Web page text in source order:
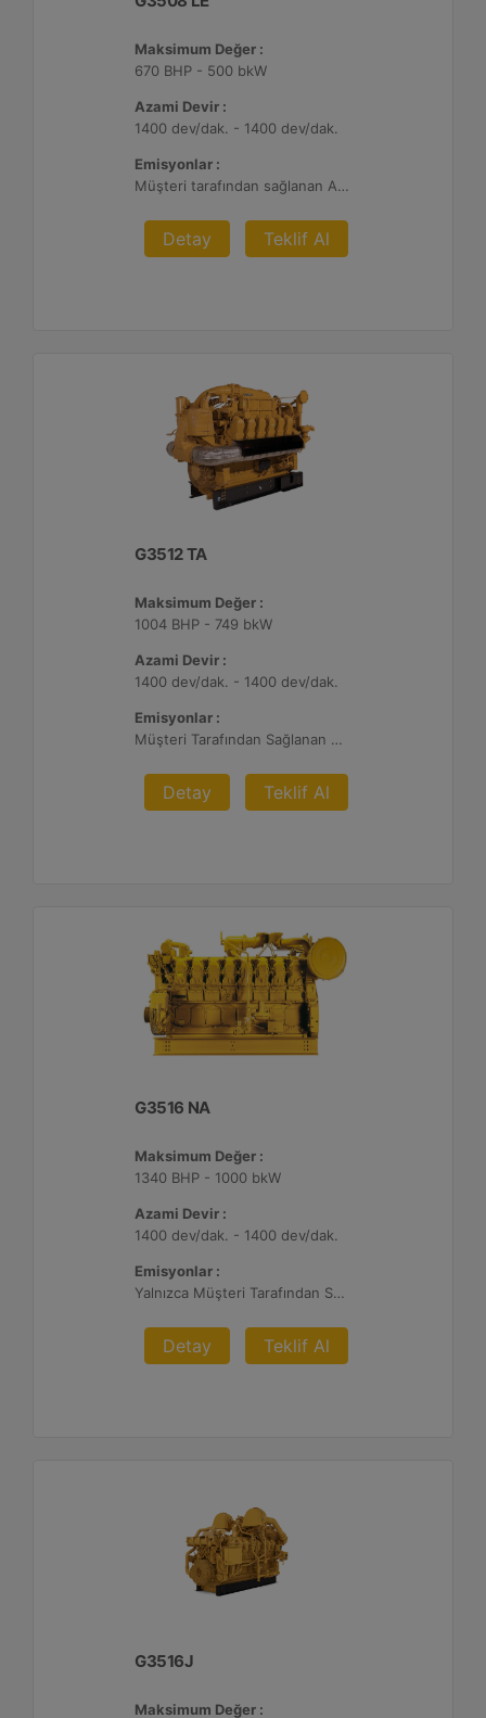
Maksimum Değer :
670 BHP - 500 bkW
Azami Devir :
1400 dev/dak. - 1400 dev/dak.
Emisyonlar :
Müşteri tarafından sağlanan Atık Arıtma ile 2 g/bhp-sa. NOx
Detay Teklif Al
G3512 TA
Maksimum Değer :
1004 BHP - 749 bkW
Azami Devir :
1400 dev/dak. - 1400 dev/dak.
Emisyonlar :
Müşteri Tarafından Sağlanan Atık Arıtma ile NSPS Saha Uyumluluğuna Sahiptir, 0,5 g/bhp-sa. NOx
Detay Teklif Al
G3516 NA
Maksimum Değer :
1340 BHP - 1000 bkW
Azami Devir :
1400 dev/dak. - 1400 dev/dak.
Emisyonlar :
Yalnızca Müşteri Tarafından Sağlanan Atık Arıtma ile İhracat, %0,5 O2 Ayar Noktası
Detay Teklif Al
G3516J
Maksimum Değer :